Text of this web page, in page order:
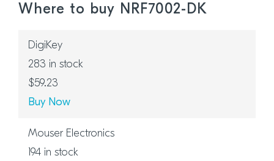
Where to buy NRF7002-DK
DigiKey
283
$59.23
Buy Now
Mouser Electronics
194